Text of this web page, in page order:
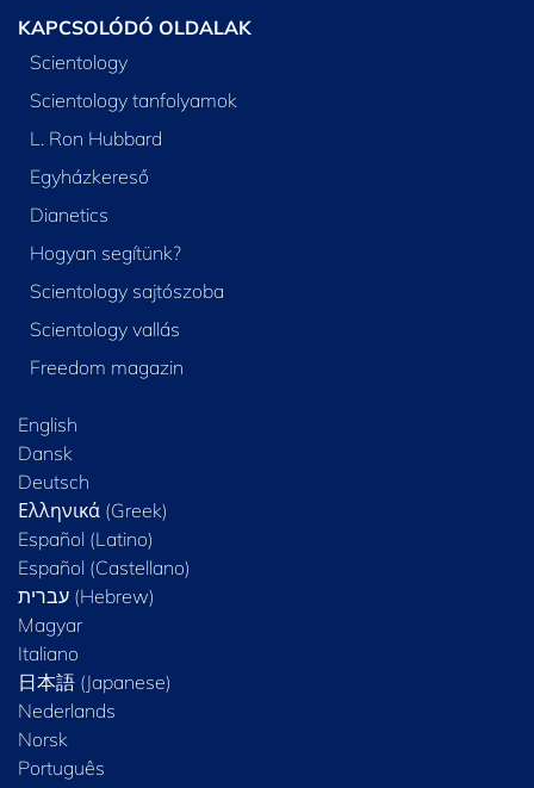
KAPCSOLÓDÓ OLDALAK
Scientology
Scientology tanfolyamok
L. Ron Hubbard
Egyházkereső
Dianetics
Hogyan segítünk?
Scientology sajtószoba
Scientology vallás
Freedom magazin
English
Dansk
Deutsch
Ελληνικά (Greek)
Español (Latino)
Español (Castellano)
Magyar
Italiano
日本語 (Japanese)
Nederlands
Norsk
Português